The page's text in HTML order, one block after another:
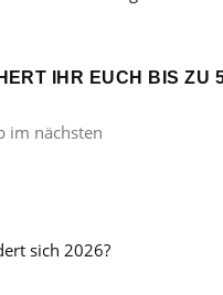
IHR EUCH BIS ZU
im nächsten